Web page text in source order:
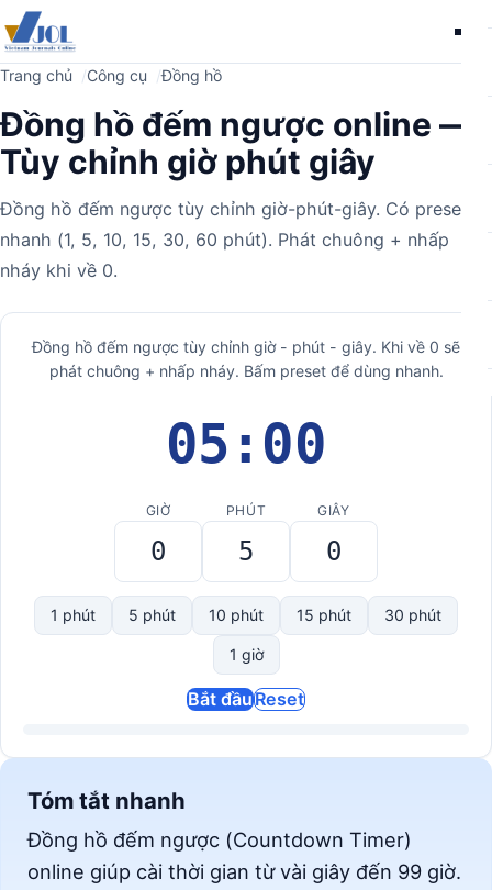
Trang chủ Công cụ Đồng hồ
Đồng hồ đếm ngược online —
Tùy chỉnh giờ phút giây
Đồng hồ đếm ngược tùy chỉnh giờ-phút-giây. Có preset
nhanh (1, 5, 10, 15, 30, 60 phút). Phát chuông + nhấp
nháy khi về 0.
Máy
tính
Đồng hồ đếm ngược tùy chỉnh giờ - phút - giây. Khi về 0 sẽ
phát chuông + nhấp nháy. Bấm preset để dùng nhanh.
05:00
GIỜ PHÚT GIÂY
1 phút 5 phút 10 phút 15 phút 30 phút
1 giờ
Bắt đầuReset
Tóm tắt nhanh
Đồng hồ đếm ngược (Countdown Timer)
online giúp cài thời gian từ vài giây đến 99 giờ.